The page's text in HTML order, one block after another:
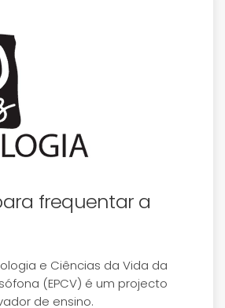
frequentar a
e Ciências da Vida da
(EPCV) é um projecto
de ensino.